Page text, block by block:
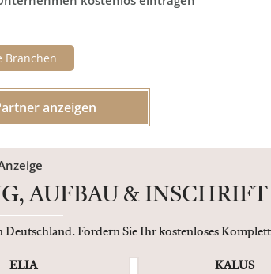
Branchen
anzeigen
AUFBAU &
Fordern Sie Ihr kostenloses
ELIA
KALUS